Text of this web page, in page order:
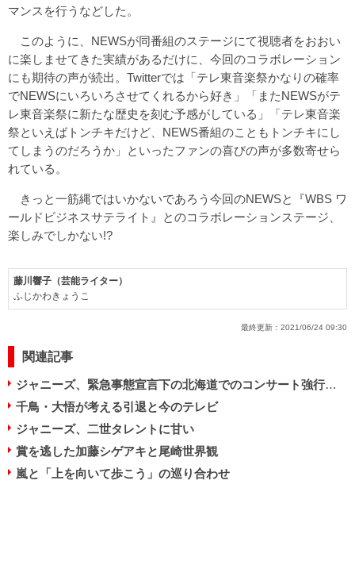
マンスを行うなどした。
このように、NEWSが同番組のステージにて視聴者をおおい
に楽しませてきた実績があるだけに、今回のコラボレーション
にも期待の声が続出。Twitterでは「テレ東音楽祭かなりの確率
でNEWSにいろいろさせてくれるから好き」「またNEWSがテ
レ東音楽祭に新たな歴史を刻む予感がしている」「テレ東音楽
祭といえばトンチキだけど、NEWS番組のこともトンチキにし
てしまうのだろうか」といったファンの喜びの声が多数寄せら
れている。
きっと一筋縄ではいかないであろう今回のNEWSと『WBS ワ
ールドビジネスサテライト』とのコラボレーションステージ、
楽しみでしかない!?
藤川響子（芸能ライター）
ふじかわきょうこ
最終更新： 2021/06/24 09:30
関連記事
ジャニーズ、緊急事態宣言下の北海道でのコンサート強行に大批判！
千鳥・大悟が考える引退と今のテレビ
ジャニーズ、二世タレントに甘い
賞を逃した加藤シゲアキと尾崎世界観
嵐と「上を向いて歩こう」の巡り合わせ